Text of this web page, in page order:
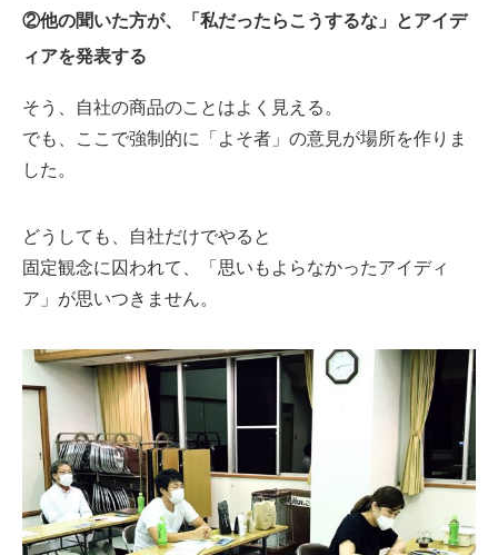
②他の聞いた方が、「私だったらこうするな」とアイデ
ィアを発表する
そう、自社の商品のことはよく見える。
でも、ここで強制的に「よそ者」の意見が場所を作りま
した。
どうしても、自社だけでやると
固定観念に囚われて、「思いもよらなかったアイディ
ア」が思いつきません。